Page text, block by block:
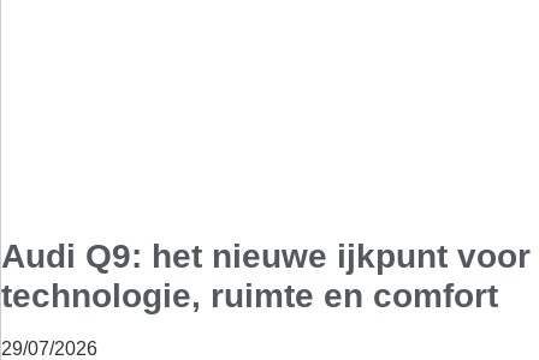
Audi Q9: het nieuwe ijkpunt voor
technologie, ruimte en comfort
29/07/2026